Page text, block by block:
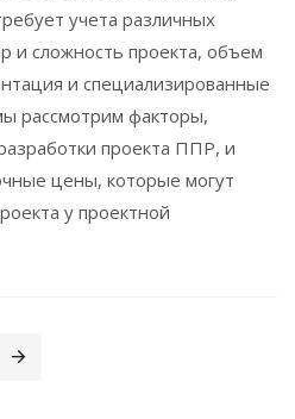
учета различных
и сложность проекта, объем
и специализированные
рассмотрим факторы,
проекта ППР, и
цены, которые могут
у проектной